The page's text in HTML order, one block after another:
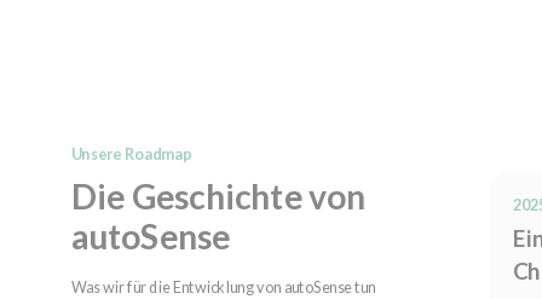
Unsere Roadmap
Die Geschichte von
autoSense
Was wir für die Entwicklung von autoSense tun